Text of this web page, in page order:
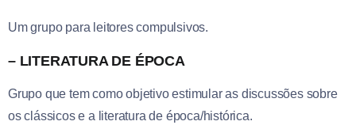
Um grupo para leitores compulsivos.
– LITERATURA DE ÉPOCA
Grupo que tem como objetivo estimular as discussões sobre
os clássicos e a literatura de época/histórica.